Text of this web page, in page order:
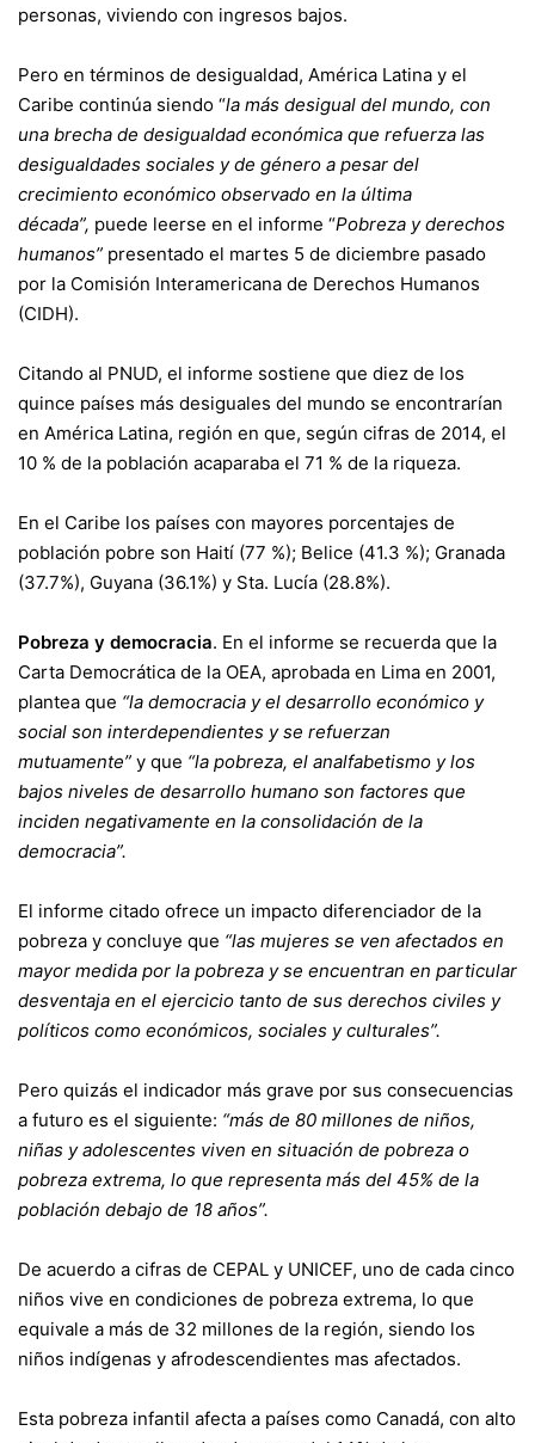
personas, viviendo con ingresos bajos.
Pero en términos de desigualdad, América Latina y el
Caribe continúa siendo “la más desigual del mundo, con
una brecha de desigualdad económica que refuerza las
desigualdades sociales y de género a pesar del
crecimiento económico observado en la última
década”, puede leerse en el informe “Pobreza y derechos
humanos” presentado el martes 5 de diciembre pasado
por la Comisión Interamericana de Derechos Humanos
(CIDH).
Citando al PNUD, el informe sostiene que diez de los
quince países más desiguales del mundo se encontrarían
en América Latina, región en que, según cifras de 2014, el
10 % de la población acaparaba el 71 % de la riqueza.
En el Caribe los países con mayores porcentajes de
población pobre son Haití (77 %); Belice (41.3 %); Granada
(37.7%), Guyana (36.1%) y Sta. Lucía (28.8%).
Pobreza y democracia. En el informe se recuerda que la
Carta Democrática de la OEA, aprobada en Lima en 2001,
plantea que “la democracia y el desarrollo económico y
social son interdependientes y se refuerzan
mutuamente” y que “la pobreza, el analfabetismo y los
bajos niveles de desarrollo humano son factores que
inciden negativamente en la consolidación de la
democracia”.
El informe citado ofrece un impacto diferenciador de la
pobreza y concluye que “las mujeres se ven afectados en
mayor medida por la pobreza y se encuentran en particular
desventaja en el ejercicio tanto de sus derechos civiles y
políticos como económicos, sociales y culturales”.
Pero quizás el indicador más grave por sus consecuencias
a futuro es el siguiente: “más de 80 millones de niños,
niñas y adolescentes viven en situación de pobreza o
pobreza extrema, lo que representa más del 45% de la
población debajo de 18 años”.
De acuerdo a cifras de CEPAL y UNICEF, uno de cada cinco
niños vive en condiciones de pobreza extrema, lo que
equivale a más de 32 millones de la región, siendo los
niños indígenas y afrodescendientes mas afectados.
Esta pobreza infantil afecta a países como Canadá, con alto